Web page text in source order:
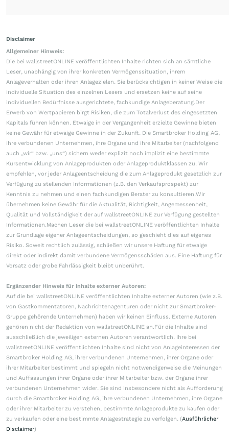
Disclaimer
Allgemeiner Hinweis:
Die bei wallstreetONLINE veröffentlichten Inhalte richten sich an sämtliche
Leser, unabhängig von ihrer konkreten Vermögenssituation, ihrem
Anlageverhalten oder ihren Anlagezielen. Sie berücksichtigen in keiner Weise die
individuelle Situation des einzelnen Lesers und ersetzen keine auf seine
individuellen Bedürfnisse ausgerichtete, fachkundige Anlageberatung.Der
Erwerb von Wertpapieren birgt Risiken, die zum Totalverlust des eingesetzten
Kapitals führen können. Etwaige in der Vergangenheit erzielte Gewinne bieten
keine Gewähr für etwaige Gewinne in der Zukunft. Die Smartbroker Holding AG,
ihre verbundenen Unternehmen, ihre Organe und ihre Mitarbeiter (nachfolgend
auch „wir“ bzw. „uns“) sichern weder explizit noch implizit eine bestimmte
Kursentwicklung von Anlageprodukten oder Anlageproduktklassen zu. Wir
empfehlen, vor jeder Anlageentscheidung die zum Anlageprodukt gesetzlich zur
Verfügung zu stellenden Informationen (z.B. den Verkaufsprospekt) zur
Kenntnis zu nehmen und einen fachkundigen Berater zu konsultieren.Wir
übernehmen keine Gewähr für die Aktualität, Richtigkeit, Angemessenheit,
Qualität und Vollständigkeit der auf wallstreetONLINE zur Verfügung gestellten
Informationen.Machen Leser die bei wallstreetONLINE veröffentlichten Inhalte
zur Grundlage eigener Anlageentscheidungen, so geschieht dies auf eigenes
Risiko. Soweit rechtlich zulässig, schließen wir unsere Haftung für etwaige
direkt oder indirekt damit verbundene Vermögensschäden aus. Eine Haftung für
Vorsatz oder grobe Fahrlässigkeit bleibt unberührt.
Ergänzender Hinweis für Inhalte externer Autoren:
Auf die bei wallstreetONLINE veröffentlichten Inhalte externer Autoren (wie z.B.
von Gastkommentatoren, Nachrichtenagenturen oder nicht zur Smartbroker-
Gruppe gehörende Unternehmen) haben wir keinen Einfluss. Externe Autoren
gehören nicht der Redaktion von wallstreetONLINE an.Für die Inhalte sind
ausschließlich die jeweiligen externen Autoren verantwortlich. Ihre bei
wallstreetONLINE veröffentlichten Inhalte sind nicht von Anlageinteressen der
Smartbroker Holding AG, ihrer verbundenen Unternehmen, ihrer Organe oder
ihrer Mitarbeiter bestimmt und spiegeln nicht notwendigerweise die Meinungen
und Auffassungen ihrer Organe oder ihrer Mitarbeiter bzw. der Organe ihrer
verbundenen Unternehmen wider. Sie sind insbesondere nicht als Aufforderung
durch die Smartbroker Holding AG, ihre verbundenen Unternehmen, ihre Organe
oder ihrer Mitarbeiter zu verstehen, bestimmte Anlageprodukte zu kaufen oder
zu verkaufen oder eine bestimmte Anlagestrategie zu verfolgen. (Ausführlicher
Disclaimer)